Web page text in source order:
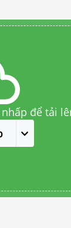
để tải